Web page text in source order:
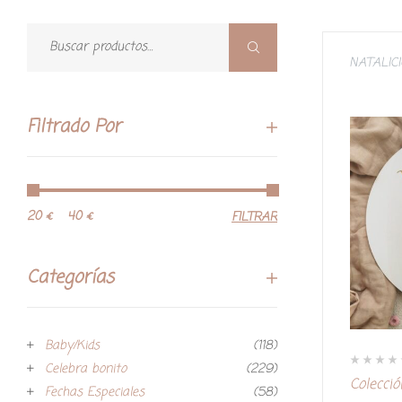
a
Filtrado Por
FILTRAR
20 € 40 €
Categorías
Baby/Kids
(118)
Celebra bonito
(229)
Fechas Especiales
(58)